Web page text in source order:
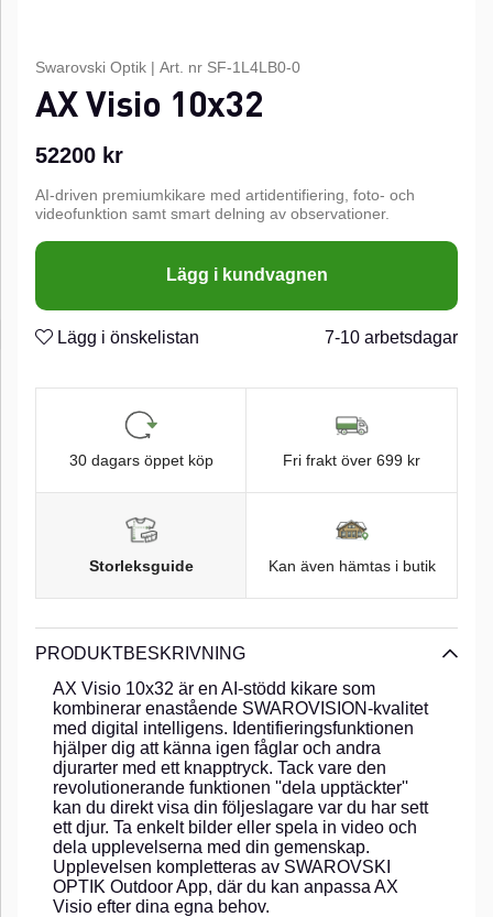
Swarovski Optik | Art. nr SF-1L4LB0-0
AX Visio 10x32
52200 kr
AI-driven premiumkikare med artidentifiering, foto- och
videofunktion samt smart delning av observationer.
Lägg i kundvagnen
Lägg i önskelistan 7-10 arbetsdagar
30 dagars öppet köp Fri frakt över 699 kr
Storleksguide Kan även hämtas i butik
PRODUKTBESKRIVNING
AX Visio 10x32 är en AI-stödd kikare som
kombinerar enastående SWAROVISION-kvalitet
med digital intelligens. Identifieringsfunktionen
hjälper dig att känna igen fåglar och andra
djurarter med ett knapptryck. Tack vare den
revolutionerande funktionen ''dela upptäckter''
kan du direkt visa din följeslagare var du har sett
ett djur. Ta enkelt bilder eller spela in video och
dela upplevelserna med din gemenskap.
Upplevelsen kompletteras av SWAROVSKI
OPTIK Outdoor App, där du kan anpassa AX
Visio efter dina egna behov.